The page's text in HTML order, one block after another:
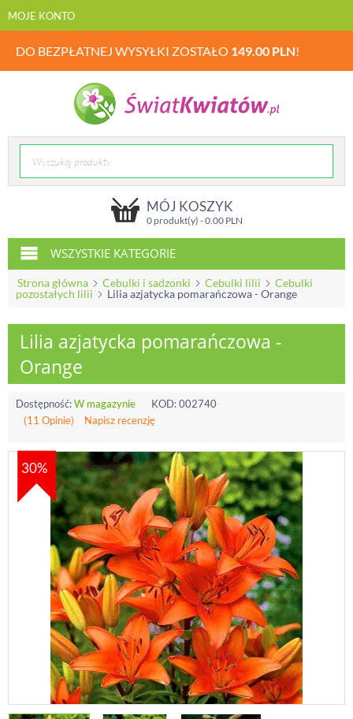
MOJE KONTO
DO BEZPŁATNEJ WYSYŁKI ZOSTAŁO 149.00 PLN!
MÓJ KOSZYK
0 produkt(y) -0.00PLN
WSZYSTKIE KATEGORIE
Strona główna Cebulki i sadzonki Cebulki lilii
Cebulki
pozostałych lilii
Lilia azjatycka pomarańczowa - Orange
Lilia azjatycka pomarańczowa -
Orange
Dostępność:W magazynie KOD:002740
(11 Opinie)
Napisz recenzję
30%